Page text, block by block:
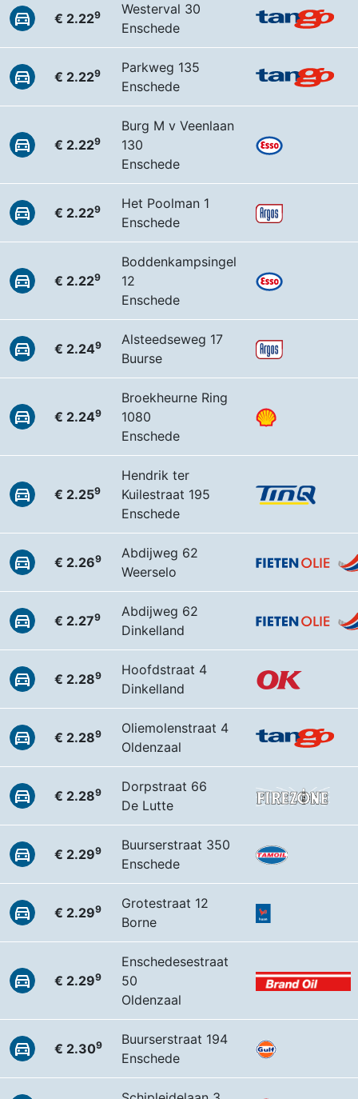
€ 2.229
Westerval 30
Enschede
€ 2.229
Parkweg 135
Enschede
€ 2.229
Burg M v Veenlaan
130
Enschede
€ 2.229
Het Poolman 1
Enschede
€ 2.229
Boddenkampsingel
12
Enschede
€ 2.249
Alsteedseweg 17
Buurse
€ 2.249
Broekheurne Ring
1080
Enschede
€ 2.259
Hendrik ter
Kuilestraat 195
Enschede
€ 2.269
Abdijweg 62
Weerselo
€ 2.279
Abdijweg 62
Dinkelland
€ 2.289
Hoofdstraat 4
Dinkelland
€ 2.289
Oliemolenstraat 4
Oldenzaal
€ 2.289
Dorpstraat 66
De Lutte
€ 2.299
Buurserstraat 350
Enschede
€ 2.299
Grotestraat 12
Borne
€ 2.299
Enschedesestraat
50
Oldenzaal
€ 2.309
Buurserstraat 194
Enschede